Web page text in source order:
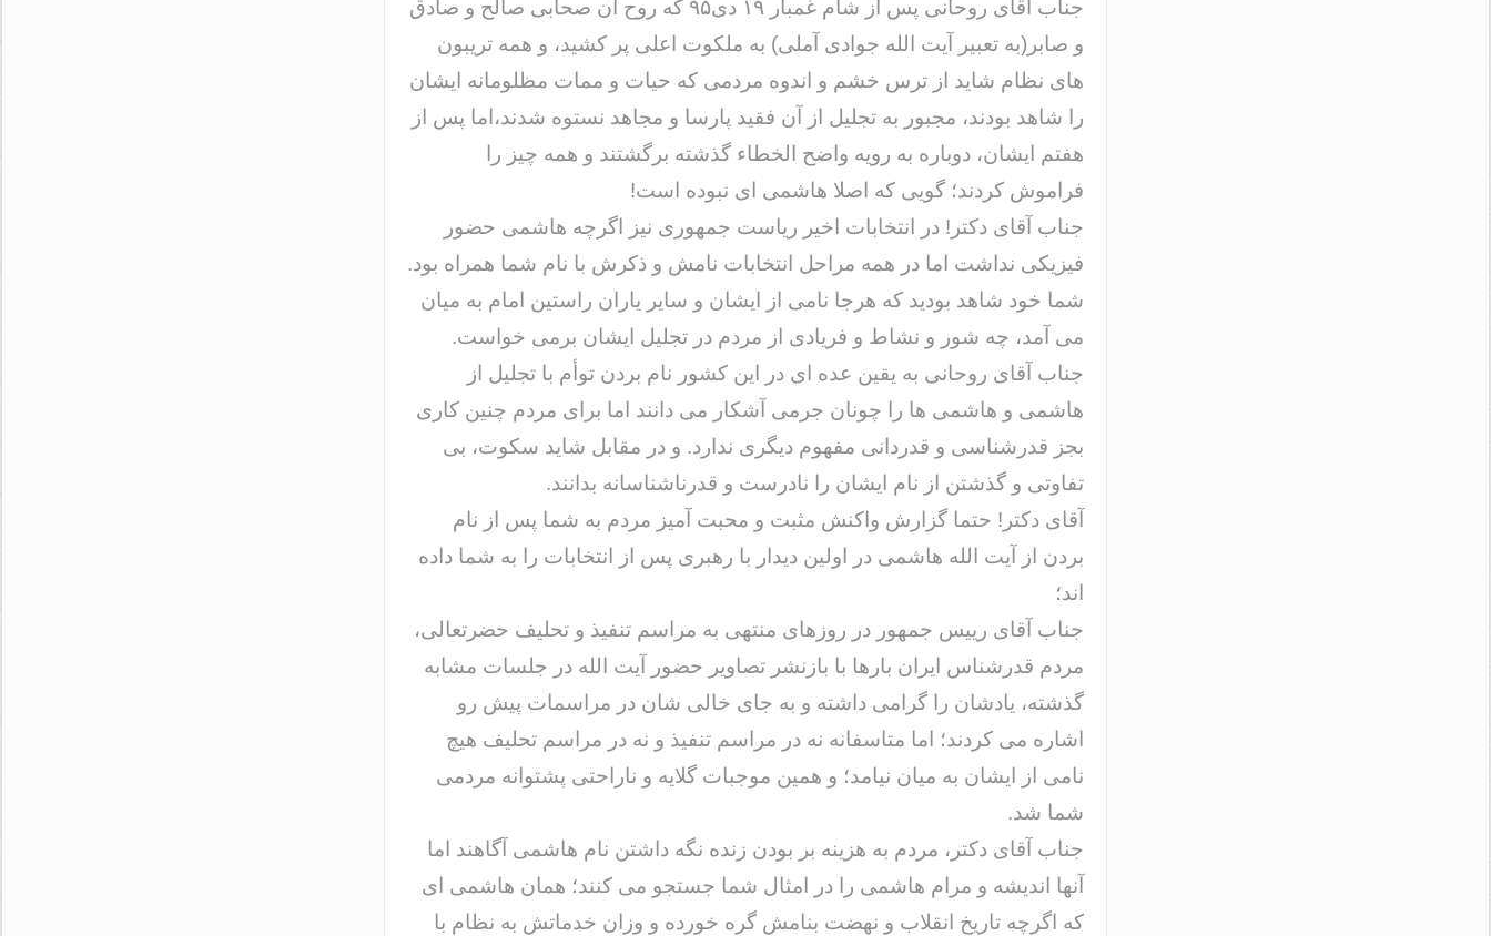
جناب آقای روحانی پس از شام غمبار ۱۹ دی۹۵ که روح آن صحابی صالح و صادق
و صابر(به تعبیر آیت الله جوادی آملی) به ملکوت اعلی پر کشید، و همه تریبون
های نظام شاید از ترس خشم و اندوه مردمی که حیات و ممات مظلومانه ایشان
را شاهد بودند، مجبور به تجلیل از آن فقید پارسا و مجاهد نستوه شدند،اما پس از
هفتم ایشان، دوباره به رویه واضح الخطاء گذشته برگشتند و همه چیز را
فراموش کردند؛ گویی که اصلا هاشمی ای نبوده است!
جناب آقای دکتر! در انتخابات اخیر ریاست جمهوری نیز اگرچه هاشمی حضور
فیزیکی نداشت اما در همه مراحل انتخابات نامش و ذکرش با نام شما همراه بود.
شما خود شاهد بودید که هرجا نامی از ایشان و سایر یاران راستین امام به میان
می آمد، چه شور و نشاط و فریادی از مردم در تجلیل ایشان برمی خواست.
جناب آقای روحانی به یقین عده ای در این کشور نام بردن توأم با تجلیل از
هاشمی و هاشمی ها را چونان جرمی آشکار می دانند اما برای مردم چنین کاری
بجز قدرشناسی و قدردانی مفهوم دیگری ندارد. و در مقابل شاید سکوت، بی
تفاوتی و گذشتن از نام ایشان را نادرست و قدرناشناسانه بدانند.
آقای دکتر! حتما گزارش واکنش مثبت و محبت آمیز مردم به شما پس از نام
بردن از آیت الله هاشمی در اولین دیدار با رهبری پس از انتخابات را به شما داده
اند؛
جناب آقای رییس جمهور در روزهای منتهی به مراسم تنفیذ و تحلیف حضرتعالی،
مردم قدرشناس ایران بارها با بازنشر تصاویر حضور آیت الله در جلسات مشابه
گذشته، یادشان را گرامی داشته و به جای خالی شان در مراسمات پیش رو
اشاره می کردند؛ اما متاسفانه نه در مراسم تنفیذ و نه در مراسم تحلیف هیچ
نامی از ایشان به میان نیامد؛ و همین موجبات گلایه و ناراحتی پشتوانه مردمی
شما شد.
جناب آقای دکتر، مردم به هزینه بر بودن زنده نگه داشتن نام هاشمی آگاهند اما
آنها اندیشه و مرام هاشمی را در امثال شما جستجو می کنند؛ همان هاشمی ای
که اگرچه تاریخ انقلاب و نهضت بنامش گره خورده و وزان خدماتش به نظام با